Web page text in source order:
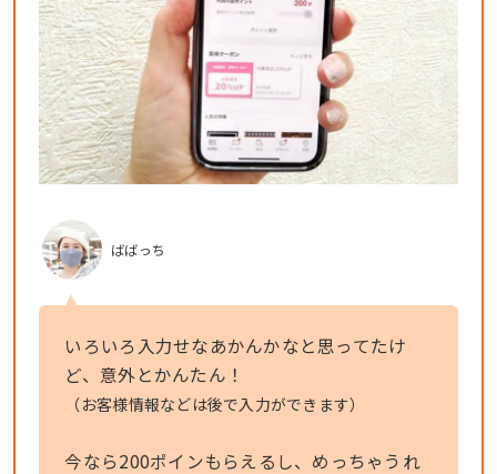
ばばっち
いろいろ入力せなあかんかなと思ってたけ
ど、意外とかんたん！
（お客様情報などは後で入力ができます）
今なら200ポインもらえるし、めっちゃうれ